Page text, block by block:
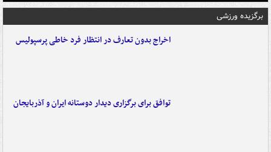
برگزیده ورزشی
اخراج بدون تعارف در انتظار فرد خاطی پرسپولیس
توافق برای برگزاری دیدار دوستانه ایران و آذربایجان